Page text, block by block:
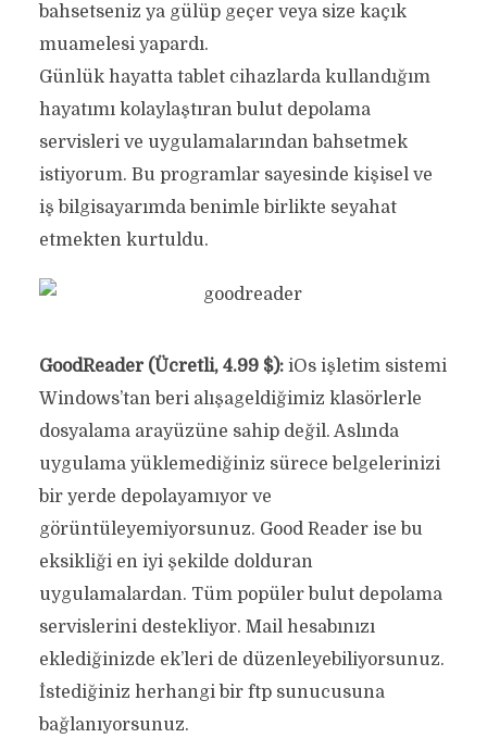
bahsetseniz ya gülüp geçer veya size kaçık
muamelesi yapardı.
Günlük hayatta tablet cihazlarda kullandığım
hayatımı kolaylaştıran bulut depolama
servisleri ve uygulamalarından bahsetmek
istiyorum. Bu programlar sayesinde kişisel ve
iş bilgisayarımda benimle birlikte seyahat
etmekten kurtuldu.
GoodReader (Ücretli, 4.99 $):iOs işletim sistemi
Windows’tan beri alışageldiğimiz klasörlerle
dosyalama arayüzüne sahip değil. Aslında
uygulama yüklemediğiniz sürece belgelerinizi
bir yerde depolayamıyor ve
görüntüleyemiyorsunuz. Good Reader ise bu
eksikliği en iyi şekilde dolduran
uygulamalardan. Tüm popüler bulut depolama
servislerini destekliyor. Mail hesabınızı
eklediğinizde ek’leri de düzenleyebiliyorsunuz.
İstediğiniz herhangi bir ftp sunucusuna
bağlanıyorsunuz.